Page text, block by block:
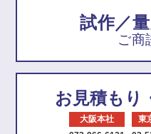
試作／
ご商
お見積もり
大阪本社
東